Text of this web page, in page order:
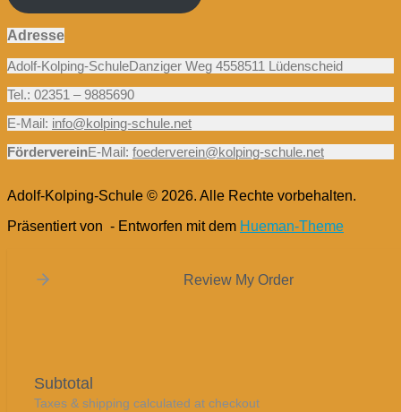
Adresse
Adolf-Kolping-SchuleDanziger Weg 4558511 Lüdenscheid
Tel.: 02351 – 9885690
E-Mail: info@kolping-schule.net
FördervereinE-Mail: foederverein@kolping-schule.net
Adolf-Kolping-Schule © 2026. Alle Rechte vorbehalten.
Präsentiert von - Entworfen mit dem Hueman-Theme
Review My Order
Subtotal
Taxes & shipping calculated at checkout